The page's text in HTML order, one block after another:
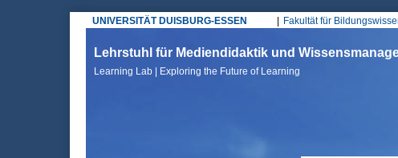
UNIVERSITÄT DUISBURG-ESSEN
Hauptmenü
Fakultät für
Lehrstuhl für Mediendidaktik und
Learning Lab | Exploring the Future of Learning